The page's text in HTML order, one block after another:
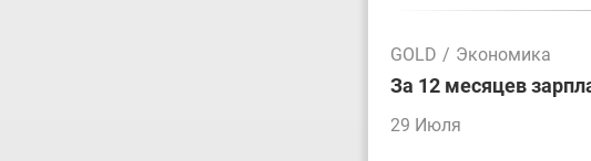
GOLD / Экономика
За 12 месяцев
29 Июля